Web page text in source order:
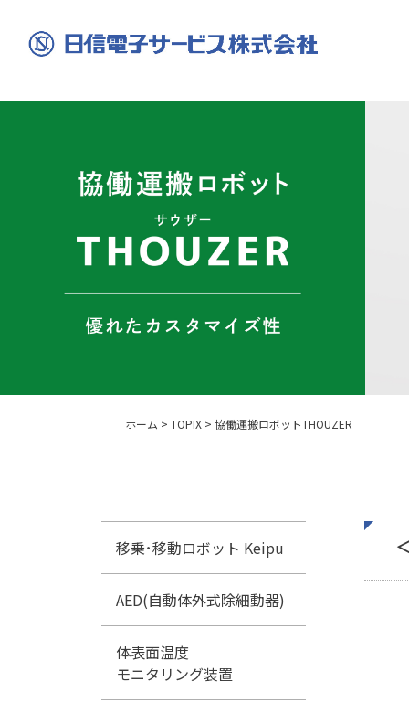
ホーム > TOPIX > 協働運搬ロボットTHOUZER
移乗･移動ロボット Keipu
AED(自動体外式除細動器)
体表面温度
モニタリング装置